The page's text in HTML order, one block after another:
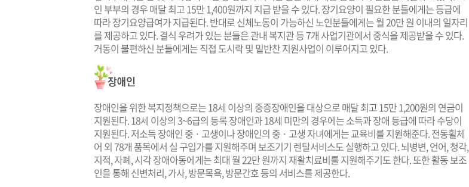
인 부부의 경우 매달 최고 15만 1,400원까지 지급 받을 수 있다. 장기요양이 필요한 분들에게는 등급에
따라 장기요양급여가 지급된다. 반대로 신체노동이 가능하신 노인분들에게는 월 20만 원 이내의 일자리
를 제공하고 있다. 결식 우려가 있는 분들은 관내 복지관 등 7개 사업기관에서 중식을 제공받을 수 있다.
거동이 불편하신 분들에게는 직접 도시락 및 밑반찬 지원사업이 이루어지고 있다.
장애인을 위한 복지정책으로는 18세 이상의 중증장애인을 대상으로 매달 최고 15만 1,200원의 연금이
지원된다. 18세 이상의 3~6급의 등록 장애인과 18세 미만의 경우에는 소득과 장애 등급에 따라 수당이
지원된다. 저소득 장애인 중 · 고생이나 장애인의 중 · 고생 자녀에게는 교육비를 지원해준다. 전동휠체
어 외 78개 품목에서 실 구입가를 지원해주며 보조기기 렌탈서비스도 실행하고 있다. 뇌병변, 언어, 청각,
지적, 자폐, 시각 장애아동에게는 최대 월 22만 원까지 재활치료비를 지원해주기도 한다. 또한 활동 보조
인을 통해 신변처리, 가사, 방문목욕, 방문간호 등의 서비스를 제공한다.